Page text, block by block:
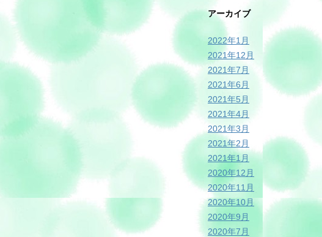
アーカイブ
2022年1月
2021年12月
2021年7月
2021年6月
2021年5月
2021年4月
2021年3月
2021年2月
2021年1月
2020年12月
2020年11月
2020年10月
2020年9月
2020年7月